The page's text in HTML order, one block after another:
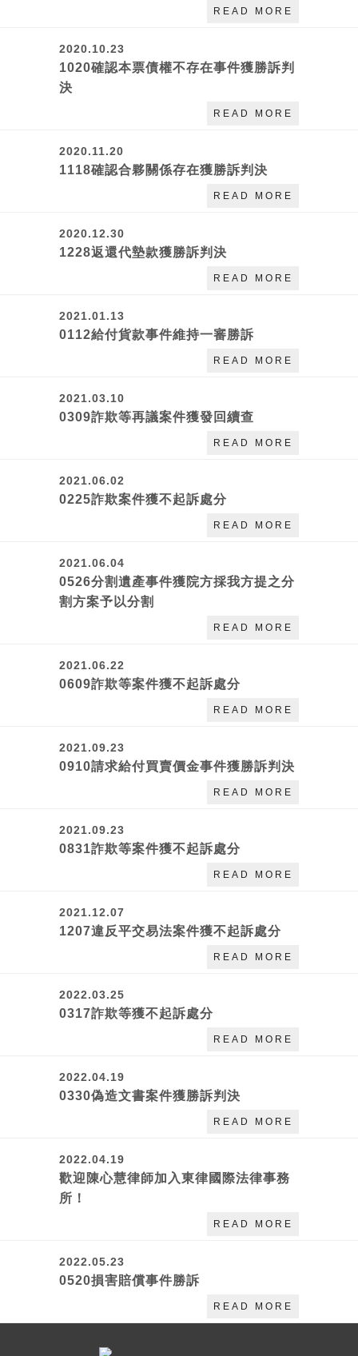
READ MORE
2020.10.23
1020確認本票債權不存在事件獲勝訴判
決
READ MORE
2020.11.20
1118確認合夥關係存在獲勝訴判決
READ MORE
2020.12.30
1228返還代墊款獲勝訴判決
READ MORE
2021.01.13
0112給付貨款事件維持一審勝訴
READ MORE
2021.03.10
0309詐欺等再議案件獲發回續查
READ MORE
2021.06.02
0225詐欺案件獲不起訴處分
READ MORE
2021.06.04
0526分割遺產事件獲院方採我方提之分
割方案予以分割
READ MORE
2021.06.22
0609詐欺等案件獲不起訴處分
READ MORE
2021.09.23
0910請求給付買賣價金事件獲勝訴判決
READ MORE
2021.09.23
0831詐欺等案件獲不起訴處分
READ MORE
2021.12.07
1207違反平交易法案件獲不起訴處分
READ MORE
2022.03.25
0317詐欺等獲不起訴處分
READ MORE
2022.04.19
0330偽造文書案件獲勝訴判決
READ MORE
2022.04.19
歡迎陳心慧律師加入東律國際法律事務
所！
READ MORE
2022.05.23
0520損害賠償事件勝訴
READ MORE